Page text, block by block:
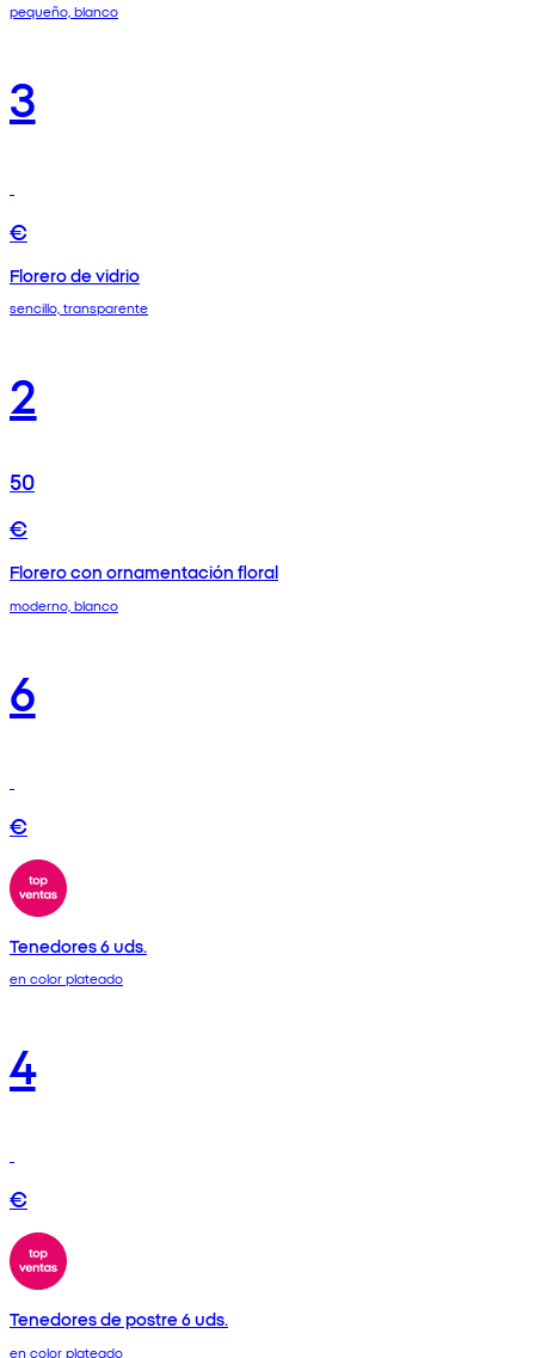
pequeño, blanco
3
€
Florero de vidrio
sencillo, transparente
2
50
€
Florero con ornamentación floral
moderno, blanco
6
€
Tenedores 6 uds.
en color plateado
4
€
Tenedores de postre 6 uds.
en color plateado